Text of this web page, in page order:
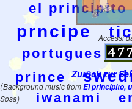
el principito
prncipe
portugues
prince
iwanami
Accessi
Zurück zur
(Background music fromEl principito,
Sosa)